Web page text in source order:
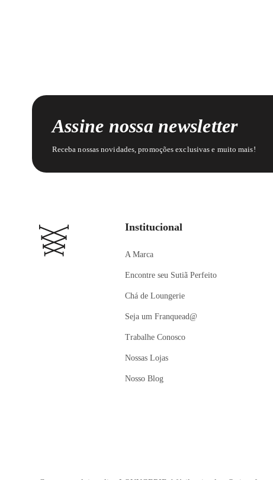
Assine nossa newsletter
Receba nossas novidades, promoções exclusivas e muito mais!
Institucional
A Marca
Encontre seu Sutiã Perfeito
Chá de Loungerie
Seja um Franquead@
Trabalhe Conosco
Nossas Lojas
Nosso Blog